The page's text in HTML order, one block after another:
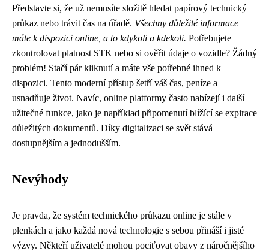
Představte si, že už nemusíte složitě hledat papírový technický
průkaz nebo trávit čas na úřadě. Všechny důležité informace
máte k dispozici online, a to kdykoli a kdekoli. Potřebujete
zkontrolovat platnost STK nebo si ověřit údaje o vozidle? Žádný
problém! Stačí pár kliknutí a máte vše potřebné ihned k
dispozici. Tento moderní přístup šetří váš čas, peníze a
usnadňuje život. Navíc, online platformy často nabízejí i další
užitečné funkce, jako je například připomenutí blížící se expirace
důležitých dokumentů. Díky digitalizaci se svět stává
dostupnějším a jednodušším.
Nevýhody
Je pravda, že systém technického průkazu online je stále v
plenkách a jako každá nová technologie s sebou přináší i jisté
výzvy. Někteří uživatelé mohou pociťovat obavy z náročnějšího